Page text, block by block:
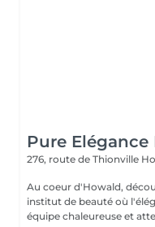
Pure Elégance
276, route de Thionville
Au coeur d'Howald,
institut de beauté où
équipe chaleureuse et